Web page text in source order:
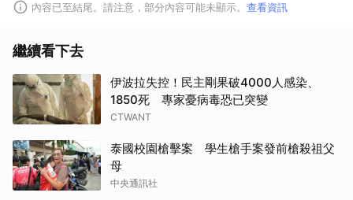
內容已至結尾。請注意，部分內容可能未顯示。 查看資訊
繼續看下去
伊波拉失控！民主剛果破4000人感染、
1850死 專家憂病毒恐已突變
CTWANT
泰國校園槍擊案 學生槍手案發前槍殺祖父
母
中央通訊社